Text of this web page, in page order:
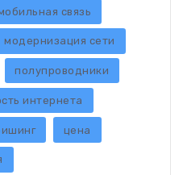
связь
модернизация сети
полупроводники
интернета
цена